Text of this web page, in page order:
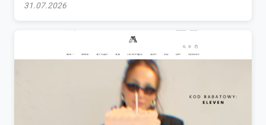
31.07.2026